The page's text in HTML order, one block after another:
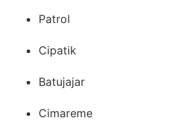
Patrol
Cipatik
Batujajar
Cimareme